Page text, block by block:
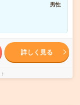
男性
詳しく見る